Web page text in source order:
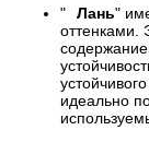
"
Лань"
оттенками.
идеально